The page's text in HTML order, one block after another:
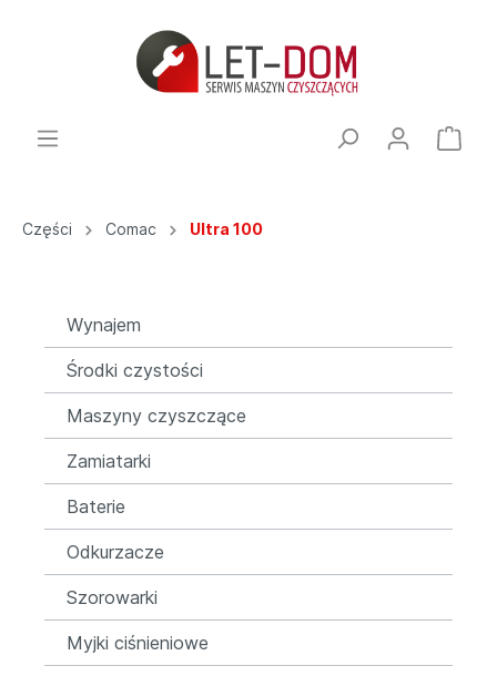
Części Comac Ultra 100
Wynajem
Środki czystości
Maszyny czyszczące
Zamiatarki
Baterie
Odkurzacze
Szorowarki
Myjki ciśnieniowe